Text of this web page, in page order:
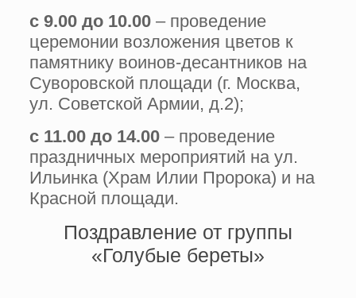
с 9.00 до 10.00– проведение
церемонии возложения цветов к
памятнику воинов-десантников на
Суворовской площади (г. Москва,
ул. Советской Армии, д.2);
с 11.00 до 14.00– проведение
праздничных мероприятий на ул.
Ильинка (Храм Илии Пророка) и на
Красной площади.
Поздравление от группы
«Голубые береты»